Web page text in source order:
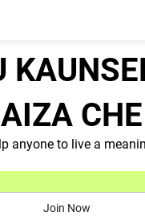
anyone to live a
Join Now